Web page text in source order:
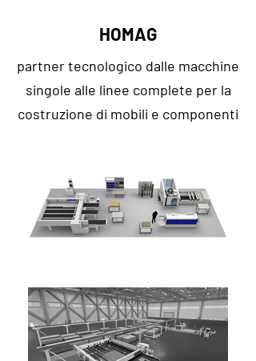
HOMAG
partner tecnologico dalle macchine
singole alle linee complete per la
costruzione di mobili e componenti